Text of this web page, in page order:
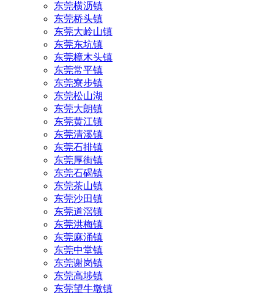
东莞横沥镇
东莞桥头镇
东莞大岭山镇
东莞东坑镇
东莞樟木头镇
东莞常平镇
东莞寮步镇
东莞松山湖
东莞大朗镇
东莞黄江镇
东莞清溪镇
东莞石排镇
东莞厚街镇
东莞石碣镇
东莞茶山镇
东莞沙田镇
东莞道滘镇
东莞洪梅镇
东莞麻涌镇
东莞中堂镇
东莞谢岗镇
东莞高埗镇
东莞望牛墩镇